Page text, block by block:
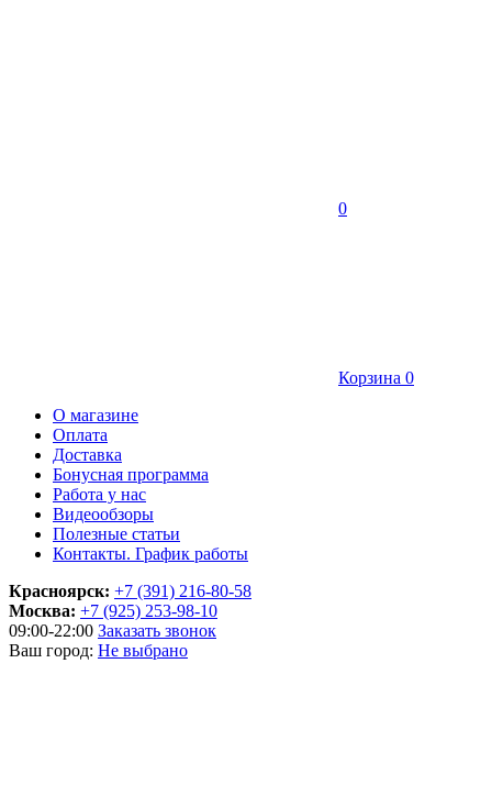
0
Корзина 0
О магазине
Оплата
Доставка
Бонусная программа
Работа у нас
Видеообзоры
Полезные статьи
Контакты. График работы
Красноярск: +7 (391) 216-80-58
Москва: +7 (925) 253-98-10
09:00-22:00 Заказать звонок
Ваш город: Не выбрано